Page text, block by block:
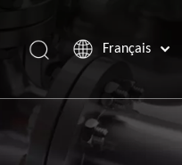
Français
Español
Pусский